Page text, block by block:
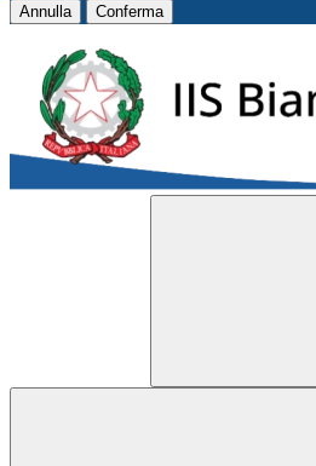
Annulla Conferma